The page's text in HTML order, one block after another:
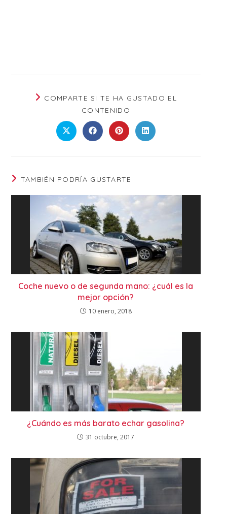
COMPARTE SI TE HA GUSTADO EL
CONTENIDO
TAMBIÉN PODRÍA GUSTARTE
Coche nuevo o de segunda mano: ¿cuál es la
mejor opción?
10 enero, 2018
¿Cuándo es más barato echar gasolina?
31 octubre, 2017